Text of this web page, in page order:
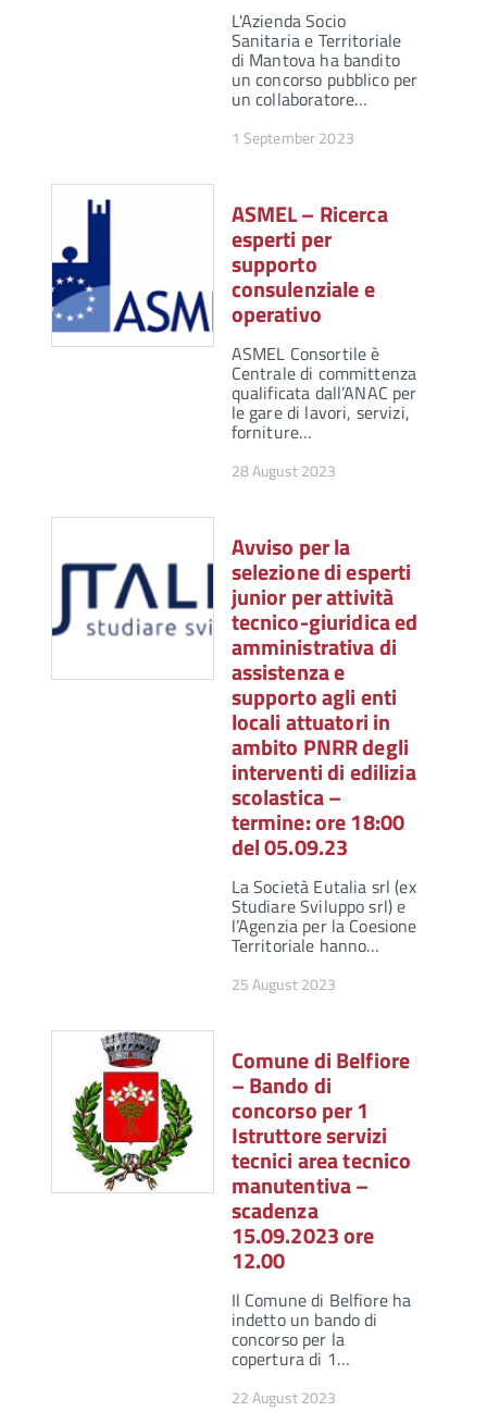
L'Azienda Socio
Sanitaria e Territoriale
di Mantova ha bandito
un concorso pubblico per
un collaboratore…
1 September 2023
ASMEL – Ricerca
esperti per
supporto
consulenziale e
operativo
ASMEL Consortile è
Centrale di committenza
qualificata dall’ANAC per
le gare di lavori, servizi,
forniture…
28 August 2023
Avviso per la
selezione di esperti
junior per attività
tecnico-giuridica ed
amministrativa di
assistenza e
supporto agli enti
locali attuatori in
ambito PNRR degli
interventi di edilizia
scolastica –
termine: ore 18:00
del 05.09.23
La Società Eutalia srl (ex
Studiare Sviluppo srl) e
l’Agenzia per la Coesione
Territoriale hanno…
25 August 2023
Comune di Belfiore
– Bando di
concorso per 1
Istruttore servizi
tecnici area tecnico
manutentiva –
scadenza
15.09.2023 ore
12.00
Il Comune di Belfiore ha
indetto un bando di
concorso per la
copertura di 1…
22 August 2023